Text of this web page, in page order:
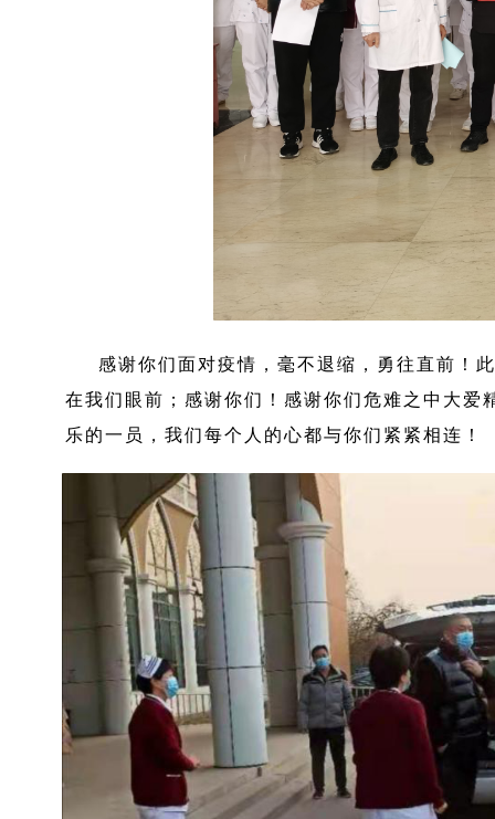
感谢你们面对疫情，毫不退缩，勇往直前！
在我们眼前；感谢你们！感谢你们危难之中大
乐的一员，我们每个人的心都与你们紧紧相连！